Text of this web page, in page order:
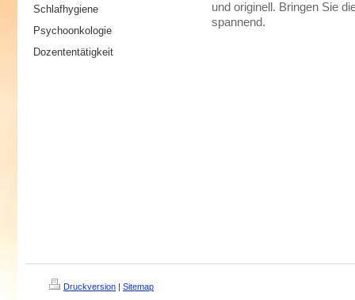
Schlafhygiene
Psychoonkologie
Dozententätigkeit
und originell. Bringen Sie
spannend.
Druckversion | Sitemap